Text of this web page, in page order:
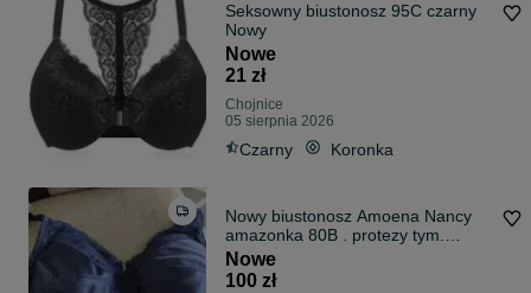
Seksowny biustonosz 95C czarny
Nowy
Nowe
21 zł
Chojnice
05 sierpnia 2026
Czarny Koronka
Nowy biustonosz Amoena Nancy
amazonka 80B . protezy tym.
Priform3/4
Nowe
100 zł